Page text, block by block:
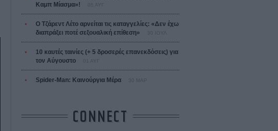
Καμπ Μίασμα»!
Ο Τζάρεντ Λέτο αρνείται τις καταγγελίες: «Δεν έχω
διαπράξει ποτέ σεξουαλική επίθεση»
10 καυτές ταινίες (+ 5 δροσερές επανεκδόσεις) για
τον Αύγουστο
Spider-Man: Καινούργια Μέρα 30 ΜΑΡ
CONNECT